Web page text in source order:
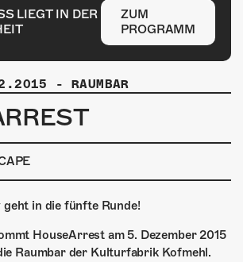
LIEGT IN DER
ZUM
PROGRAMM
- RAUMBAR
in die fünfte Runde!
HouseArrest am 5. Dezember 2015
Raumbar der Kulturfabrik Kofmehl.